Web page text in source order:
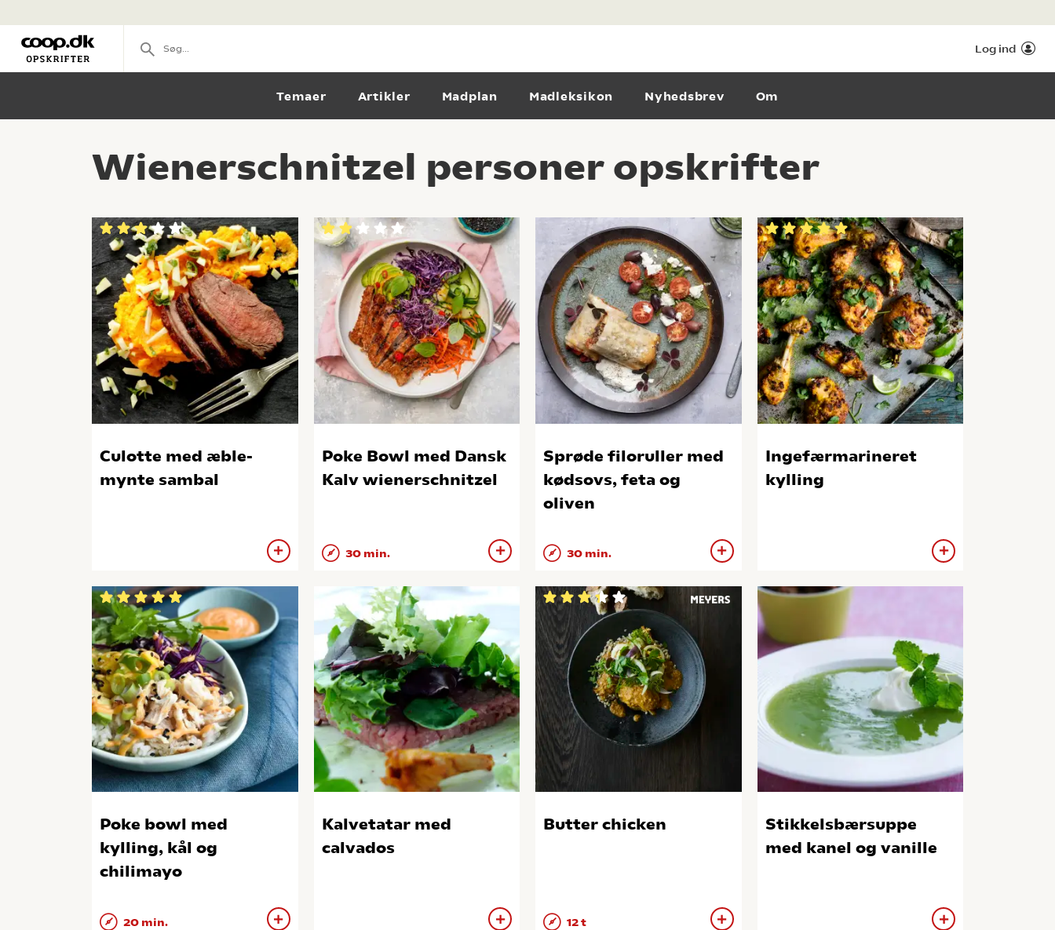
Log ind
Temaer Artikler Madplan Madleksikon Nyhedsbrev Om
Wienerschnitzel personer opskrifter
Culotte med æble-
mynte sambal
Poke Bowl med Dansk
Kalv wienerschnitzel
30 min.
Sprøde filoruller med
kødsovs, feta og
oliven
30 min.
Ingefærmarineret
kylling
Poke bowl med
kylling, kål og
chilimayo
20 min.
Kalvetatar med
calvados
Butter chicken
12 t
Stikkelsbærsuppe
med kanel og vanille